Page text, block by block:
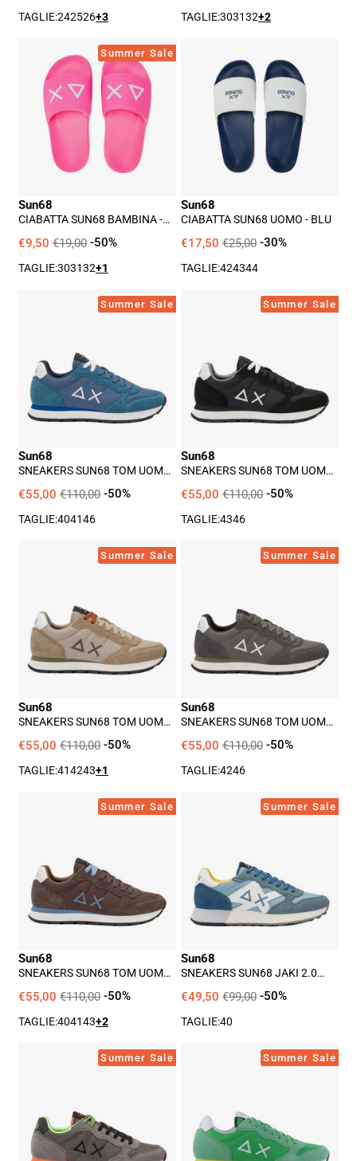
TAGLIE:242526+3 TAGLIE:303132+2
Ciabatta
Sun68
Bambina
Summer Sale
Sun68
CIABATTA SUN68 BAMBINA -
€9,50 €19,00 -50%
TAGLIE:303132+1
Sun68
Uomo
Blu
Sun68
CIABATTA SUN68 UOMO - BLU
€17,50 €25,00 -30%
TAGLIE:424344
Sneakers
-
Blu
Summer Sale
Sun68
SNEAKERS SUN68 TOM UOMO
€55,00 €110,00 -50%
TAGLIE:404146
Sneakers
Nero
Summer Sale
Sun68
SNEAKERS SUN68 TOM UOMO
€55,00 €110,00 -50%
TAGLIE:4346
Sneakers
-
Beige
Summer Sale
Sun68
SNEAKERS SUN68 TOM UOMO
€55,00 €110,00 -50%
TAGLIE:414243+1
Sneakers
Grigio
Summer Sale
Sun68
SNEAKERS SUN68 TOM UOMO
€55,00 €110,00 -50%
TAGLIE:4246
Sneakers
-
Marrone
Summer Sale
Sun68
SNEAKERS SUN68 TOM UOMO
€55,00 €110,00 -50%
TAGLIE:404143+2
Sneakers
Solid
Uomo
-
Summer Sale
Sun68
SNEAKERS SUN68 JAKI 2.0
€49,50 €99,00 -50%
TAGLIE:40
Sneakers
Uomo
-
Summer Sale
Sneakers
-
Verde
Summer Sale